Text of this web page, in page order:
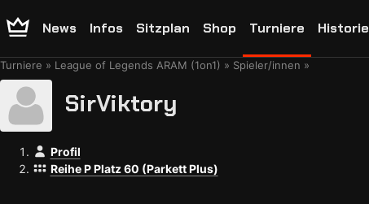
News Infos Sitzplan Shop Turniere Historie
Turniere League of Legends ARAM (1on1) Spieler/innen
SirViktory
Profil
Reihe P Platz 60 (Parkett Plus)